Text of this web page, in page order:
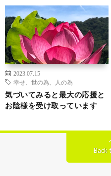
2023.07.15
幸せ、世の為、人の為
気づいてみると最大の応援と
お陰様を受け取っています
Back